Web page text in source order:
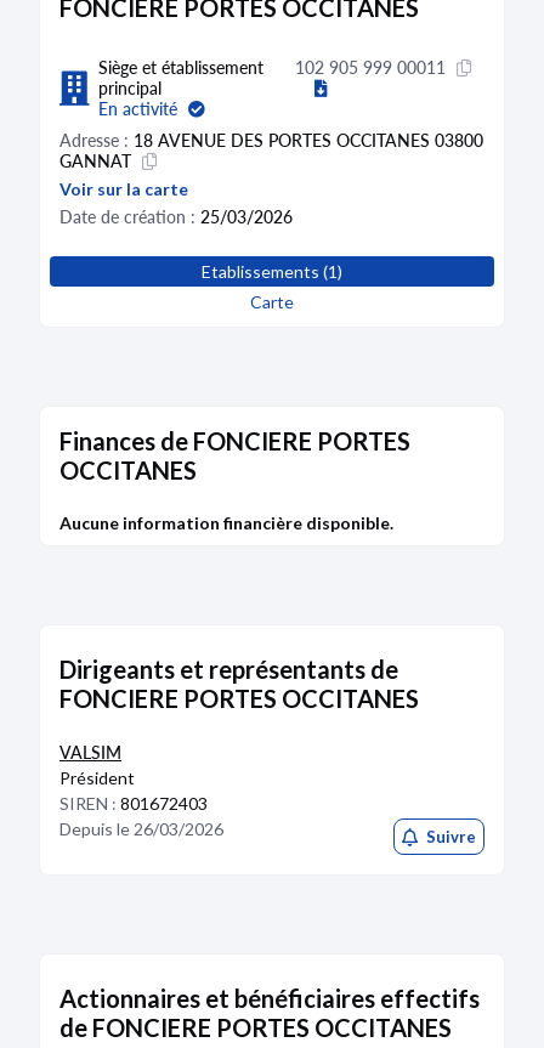
FONCIERE PORTES OCCITANES
Siège et établissement
principal
En activité
102 905 999 00011
Adresse : 18 AVENUE DES PORTES OCCITANES 03800
GANNAT
Voir sur la carte
Date de création : 25/03/2026
Etablissements (1)
Carte
Finances de FONCIERE PORTES
OCCITANES
Aucune information financière disponible.
Dirigeants et représentants de
FONCIERE PORTES OCCITANES
VALSIM
Président
SIREN : 801672403
Depuis le 26/03/2026
Suivre
Actionnaires et bénéficiaires effectifs
de FONCIERE PORTES OCCITANES